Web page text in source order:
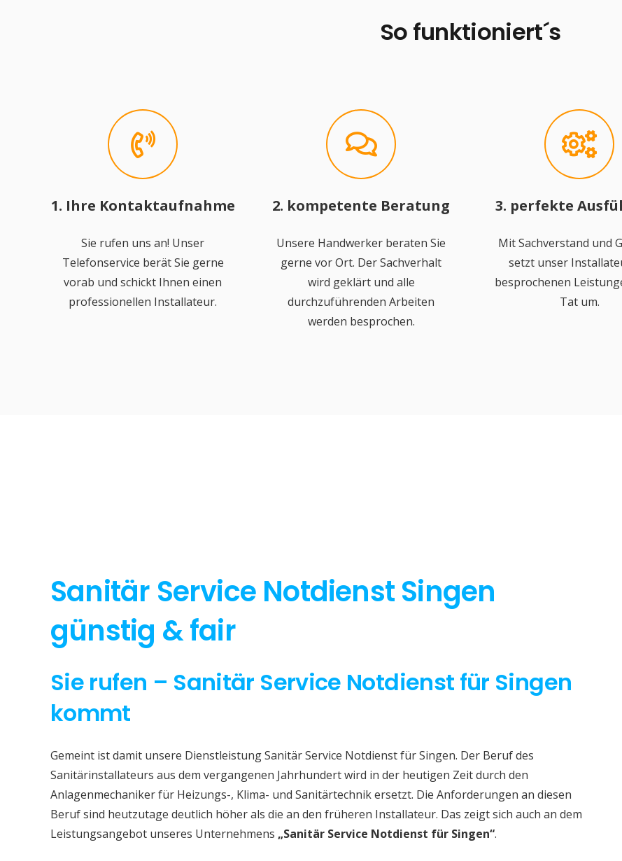
So funktioniert´s
1. Ihre Kontaktaufnahme
Sie rufen uns an! Unser
Telefonservice berät Sie gerne
vorab und schickt Ihnen einen
professionellen Installateur.
2. kompetente Beratung
Unsere Handwerker beraten Sie
gerne vor Ort. Der Sachverhalt
wird geklärt und alle
durchzuführenden Arbeiten
werden besprochen.
3. perfekte
Mit Sachverstand und
setzt unser
besprochenen
Tat um.
Sanitär Service Notdienst Singen
günstig & fair
Sie rufen – Sanitär Service Notdienst für Singen
kommt
Gemeint ist damit unsere Dienstleistung Sanitär Service Notdienst für Singen. Der Beruf des
Sanitärinstallateurs aus dem vergangenen Jahrhundert wird in der heutigen Zeit durch den
Anlagenmechaniker für Heizungs-, Klima- und Sanitärtechnik ersetzt. Die Anforderungen an diesen
Beruf sind heutzutage deutlich höher als die an den früheren Installateur. Das zeigt sich auch an dem
Leistungsangebot unseres Unternehmens „Sanitär Service Notdienst für Singen“.